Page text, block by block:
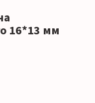
16*13 мм